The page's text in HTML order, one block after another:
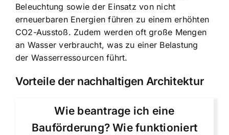
Beleuchtung sowie der Einsatz von nicht
erneuerbaren Energien führen zu einem erhöhten
CO2-Ausstoß. Zudem werden oft große Mengen
an Wasser verbraucht, was zu einer Belastung
der Wasserressourcen führt.
Vorteile der nachhaltigen Architektur
Wie beantrage ich eine
Bauförderung? Wie funktioniert